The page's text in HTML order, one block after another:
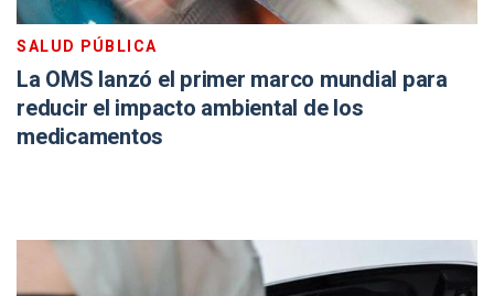
SALUD PÚBLICA
La OMS lanzó el primer marco mundial para
reducir el impacto ambiental de los
medicamentos